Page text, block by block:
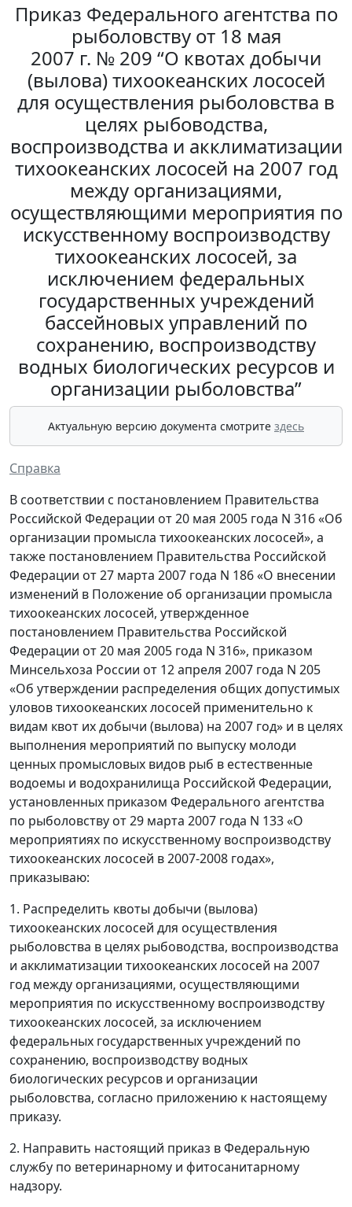
Приказ Федерального агентства по
рыболовству от 18 мая
2007 г. № 209 “О квотах добычи
(вылова) тихоокеанских лососей
для осуществления рыболовства в
целях рыбоводства,
воспроизводства и акклиматизации
тихоокеанских лососей на 2007 год
между организациями,
осуществляющими мероприятия по
искусственному воспроизводству
тихоокеанских лососей, за
исключением федеральных
государственных учреждений
бассейновых управлений по
сохранению, воспроизводству
водных биологических ресурсов и
организации рыболовства”
Актуальную версию документа смотрите здесь
Справка
В соответствии с постановлением Правительства
Российской Федерации от 20 мая 2005 года N 316 «Об
организации промысла тихоокеанских лососей», а
также постановлением Правительства Российской
Федерации от 27 марта 2007 года N 186 «О внесении
изменений в Положение об организации промысла
тихоокеанских лососей, утвержденное
постановлением Правительства Российской
Федерации от 20 мая 2005 года N 316», приказом
Минсельхоза России от 12 апреля 2007 года N 205
«Об утверждении распределения общих допустимых
уловов тихоокеанских лососей применительно к
видам квот их добычи (вылова) на 2007 год» и в целях
выполнения мероприятий по выпуску молоди
ценных промысловых видов рыб в естественные
водоемы и водохранилища Российской Федерации,
установленных приказом Федерального агентства
по рыболовству от 29 марта 2007 года N 133 «О
мероприятиях по искусственному воспроизводству
тихоокеанских лососей в 2007-2008 годах»,
приказываю:
1. Распределить квоты добычи (вылова)
тихоокеанских лососей для осуществления
рыболовства в целях рыбоводства, воспроизводства
и акклиматизации тихоокеанских лососей на 2007
год между организациями, осуществляющими
мероприятия по искусственному воспроизводству
тихоокеанских лососей, за исключением
федеральных государственных учреждений по
сохранению, воспроизводству водных
биологических ресурсов и организации
рыболовства, согласно приложению к настоящему
приказу.
2. Направить настоящий приказ в Федеральную
службу по ветеринарному и фитосанитарному
надзору.